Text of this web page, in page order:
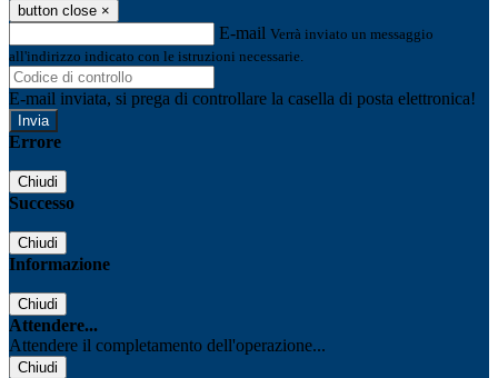
button close ×
E-mail Verrà inviato un messaggio
all'indirizzo indicato con le istruzioni necessarie.
E-mail inviata, si prega di controllare la casella di posta elettronica!
Errore
Chiudi
Successo
Chiudi
Informazione
Chiudi
Attendere...
Attendere il completamento dell'operazione...
Chiudi